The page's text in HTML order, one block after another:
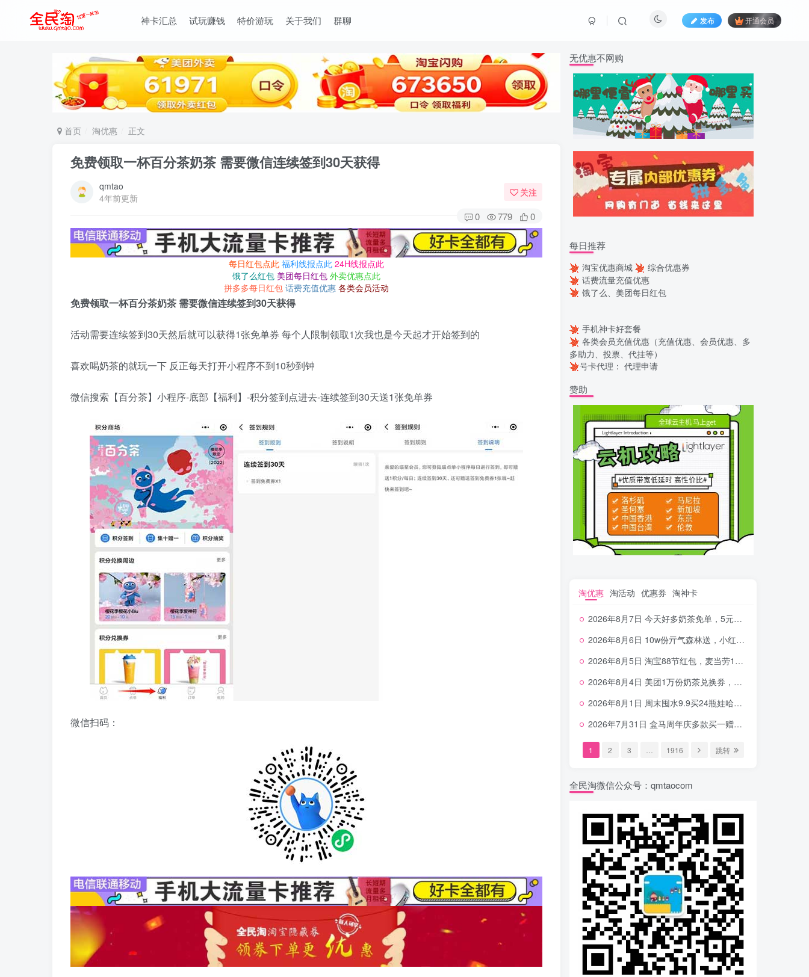
神卡汇总 试玩赚钱 特价游玩 关于我们 群聊 发布 开通会员
首页 淘优惠 正文
免费领取一杯百分茶奶茶 需要微信连续签到30天获得
qmtao
4年前更新
关注
0 779 0
每日红包点此 福利线报点此 24H线报点此
饿了么红包 美团每日红包 外卖优惠点此
拼多多每日红包 话费充值优惠 各类会员活动
免费领取一杯百分茶奶茶 需要微信连续签到30天获得
活动需要连续签到30天然后就可以获得1张免单券 每个人限制领取1次我也是今天起才开始签到的
喜欢喝奶茶的就玩一下 反正每天打开小程序不到10秒到钟
微信搜索【百分茶】小程序-底部【福利】-积分签到点进去-连续签到30天送1张免单券
微信扫码：
无优惠不网购
每日推荐
淘宝优惠商城
综合优惠券
话费流量充值优惠
饿了么、美团每日红包
手机神卡好套餐
各类会员充值优惠（充值优惠、会员优惠、多
多助力、投票、代挂等）
号卡代理： 代理申请
赞助
淘优惠 淘活动 优惠券 淘神卡
2026年8月7日 今天好多奶茶免单，5元农行省钱卡，京东抢0.01沪上，邮储5.88元等
2026年8月6日 10w份亓气森林送，小红书12元无门槛，中行电费30-10，0元柠檬水+0撸汉堡等
2026年8月5日 淘宝88节红包，麦当劳150万份柠檬水，三万份瑞幸免单，霸王9万份0.01券等
2026年8月4日 美团1万份奶茶兑换券，农行5E卡，中行支付超给利，美团领18个冰激凌，小米每天领2-6元等等
2026年8月1日 周末囤水9.9买24瓶娃哈哈，建行100元京东券，移动5元话费，麦当劳甜筒，交行立减金等
2026年7月31日 盒马周年庆多款买一赠一，饿了么拆红包，建行30立减金，农行领10元刷卡金等
1 2 3 1916 跳转
全民淘微信公众号：qmtaocom